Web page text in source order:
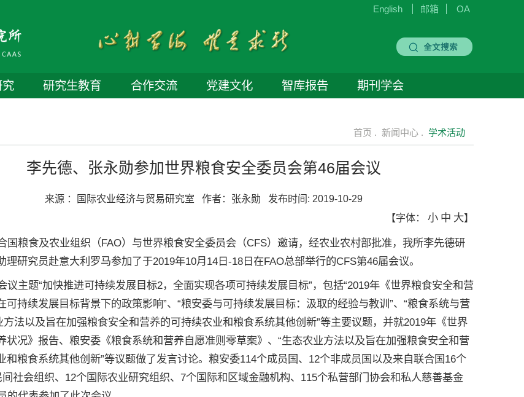
English 邮箱 OA
究 研究生教育 合作交流 党建文化 智库报告 期刊学会
首页 . 新闻中心 . 学术活动
李先德、张永勋参加世界粮食安全委员会第46届会议
来源 ： 国际农业经济与贸易研究室 作者： 张永勋 发布时间: 2019-10-29
【字体： 小 中 大】
粮食及农业组织（FAO）与世界粮食安全委员会（CFS）邀请，经农业农村部批准，我所李先德研
理研究员赴意大利罗马参加了于2019年10月14日-18日在FAO总部举行的CFS第46届会议。
主题“加快推进可持续发展目标2，全面实现各项可持续发展目标”，包括“2019年《世界粮食安全和营
可持续发展目标背景下的政策影响”、“粮安委与可持续发展目标：汲取的经验与教训”、“粮食系统与营
方法以及旨在加强粮食安全和营养的可持续农业和粮食系统其他创新”等主要议题，并就2019年《世界
状况》报告、粮安委《粮食系统和营养自愿准则零草案》、“生态农业方法以及旨在加强粮食安全和营
和粮食系统其他创新”等议题做了发言讨论。粮安委114个成员国、12个非成员国以及来自联合国16个
社会组织、12个国际农业研究组织、7个国际和区域金融机构、115个私营部门协会和私人慈善基金